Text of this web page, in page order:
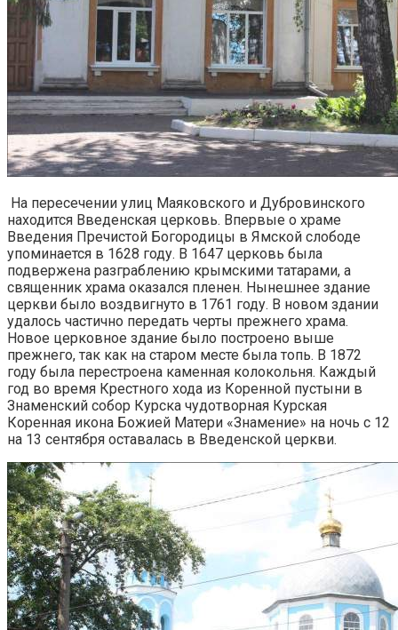
На пересечении улиц Маяковского и Дубровинского
находится Введенская церковь. Впервые о храме
Введения Пречистой Богородицы в Ямской слободе
упоминается в 1628 году. В 1647 церковь была
подвержена разграблению крымскими татарами, а
священник храма оказался пленен. Нынешнее здание
церкви было воздвигнуто в 1761 году. В новом здании
удалось частично передать черты прежнего храма.
Новое церковное здание было построено выше
прежнего, так как на старом месте была топь. В 1872
году была перестроена каменная колокольня. Каждый
год во время Крестного хода из Коренной пустыни в
Знаменский собор Курска чудотворная Курская
Коренная икона Божией Матери «Знамение» на ночь с 12
на 13 сентября оставалась в Введенской церкви.